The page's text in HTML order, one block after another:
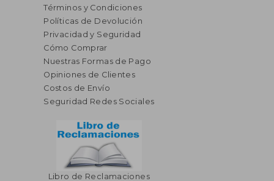
Términos y Condiciones
Políticas de Devolución
Privacidad y Seguridad
Cómo Comprar
Nuestras Formas de Pago
Opiniones de Clientes
Costos de Envío
Seguridad Redes Sociales
Libro de Reclamaciones